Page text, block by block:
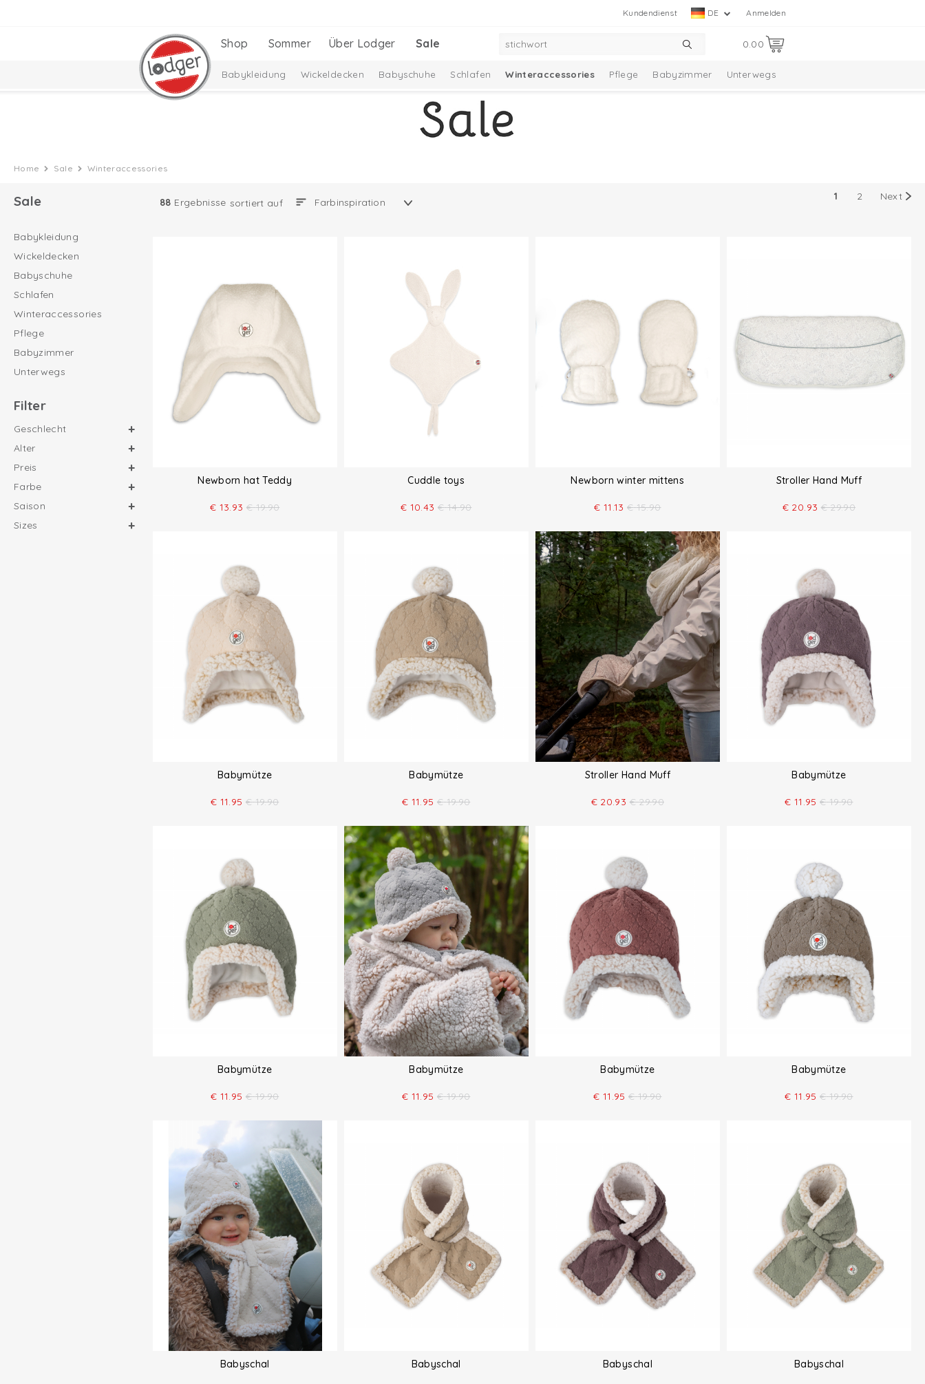
Anmelden
DE
Kundendienst
0.00
Shop Sommer Über Lodger Sale
Babykleidung Wickeldecken Babyschuhe Schlafen Winteraccessories Pflege Babyzimmer Unterwegs
Home Sale Winteraccessories
Sale
Babykleidung
Wickeldecken
Babyschuhe
Schlafen
Winteraccessories
Pflege
Babyzimmer
Unterwegs
Filter
Geschlecht
Alter
Preis
Farbe
Saison
Sizes
88 Ergebnisse sortiert auf
1 2 Next
Newborn hat Teddy
€ 13.93 € 19.90
Cuddle toys
€ 10.43 € 14.90
Newborn winter mittens
€ 11.13 € 15.90
Stroller Hand Muff
€ 20.93 € 29.90
Babymütze
€ 11.95 € 19.90
Babymütze
€ 11.95 € 19.90
Stroller Hand Muff
€ 20.93 € 29.90
Babymütze
€ 11.95 € 19.90
Babymütze
€ 11.95 € 19.90
Babymütze
€ 11.95 € 19.90
Babymütze
€ 11.95 € 19.90
Babymütze
€ 11.95 € 19.90
Babyschal Babyschal Babyschal Babyschal